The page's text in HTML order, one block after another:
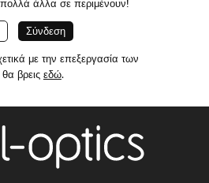
πολλά άλλα σε περιμένουν!
με την επεξεργασία των
βρεις εδώ.